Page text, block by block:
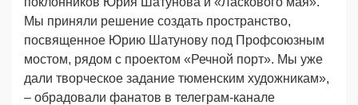
Мы приняли решение создать пространство,
посвященное Юрию Шатунову под Профсоюзным
мостом, рядом с проектом «Речной порт». Мы уже
дали творческое задание тюменским художникам»,
– обрадовали фанатов в телеграм-канале